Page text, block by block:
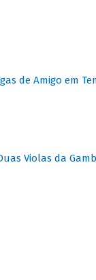
de Amigo em
Violas da